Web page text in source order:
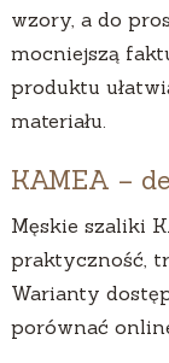
wzory, a do
mocniejszą
produktu
materiału.
KAMEA –
Męskie szaliki
praktyczność,
Warianty
porównać